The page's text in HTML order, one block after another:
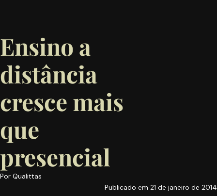
Ensino a
distância
cresce mais
que
presencial
Por Qualittas
Publicado em 21 de janeiro de 2014